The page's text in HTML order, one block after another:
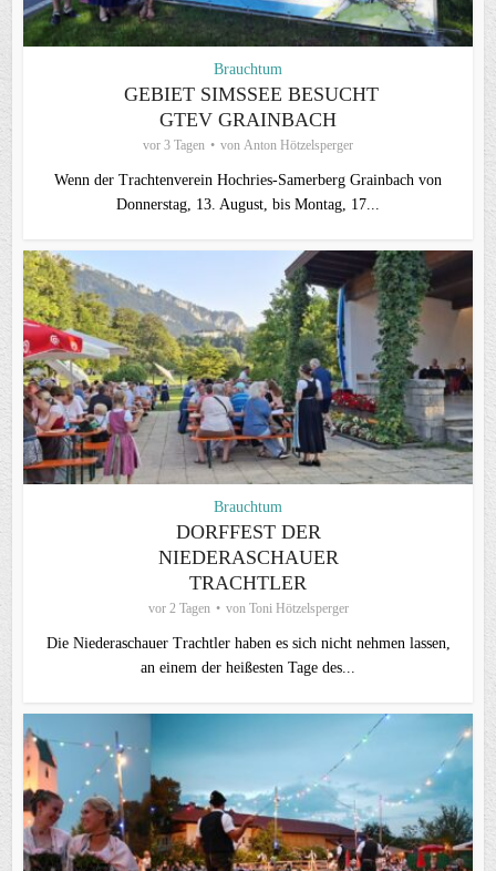
Brauchtum
GEBIET SIMSSEE BESUCHT
GTEV GRAINBACH
vor 3 Tagen von Anton Hötzelsperger
Wenn der Trachtenverein Hochries-Samerberg Grainbach von
Donnerstag, 13. August, bis Montag, 17...
Brauchtum
DORFFEST DER
NIEDERASCHAUER
TRACHTLER
vor 2 Tagen von Toni Hötzelsperger
Die Niederaschauer Trachtler haben es sich nicht nehmen lassen,
an einem der heißesten Tage des...